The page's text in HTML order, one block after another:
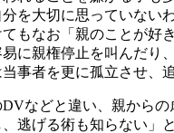
を大切に思っていない
もなお「親のことが好
に親権停止を叫んだり
事者を更に孤立させ、
DVなどと違い、親から
逃げる術も知らない」